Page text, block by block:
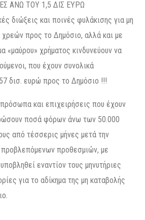
ΑΝΩ ΤΟΥ 1,5 ΔΙΣ ΕΥΡΩ
διώξεις και ποινές φυλάκισης για μη
προς το Δημόσιο, αλλά και με
«μαύρου» χρήματος κινδυνεύουν να
που έχουν συνολικά
δισ. ευρώ προς το Δημόσιο !!!
και επιχειρήσεις που έχουν
ποσά φόρων άνω των 50.000
από τέσσερις μήνες μετά την
προβλεπόμενων προθεσμιών, με
εναντίον τους μηνυτήριες
για το αδίκημα της μη καταβολής